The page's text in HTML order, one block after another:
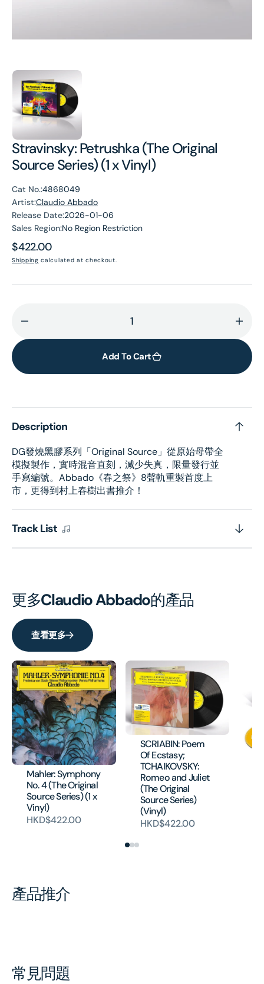
Stravinsky: Petrushka (The Original
Source Series) (1 x Vinyl)
Cat No.:4868049
Artist:Claudio Abbado
Release Date:2026-01-06
Sales Region:No Region Restriction
Regular
price
$422.00
Shipping calculated at checkout.
quantity
Stravinsky:
Original
Source
(1
x
Vinyl)
for
Add To Cart
Description
DG發燒黑膠系列「Original Source」從原始母帶全
模擬製作，實時混音直刻，減少失真，限量發行並
手寫編號。Abbado《春之祭》8聲軌重製首度上
市，更得到村上春樹出書推介！
Track List
更多Claudio Abbado的產品
查看更多
Mahler: Symphony
No. 4 (The Original
Source Series) (1 x
Vinyl)
HKD$422.00
SCRIABIN: Poem
Of Ecstasy;
TCHAIKOVSKY:
Romeo and Juliet
(The Original
Source Series)
(Vinyl)
HKD$422.00
產品推介
常見問題